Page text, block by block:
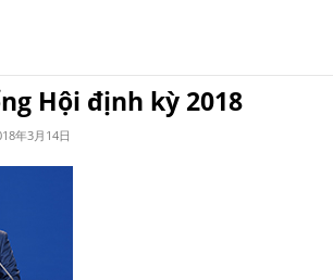
Hội định kỳ 2018
年3月14日